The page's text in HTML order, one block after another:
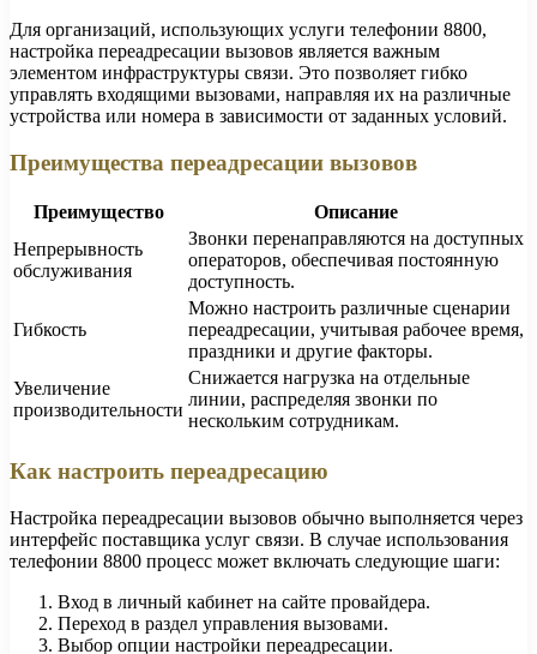
Для организаций, использующих услуги телефонии 8800,
настройка переадресации вызовов является важным
элементом инфраструктуры связи. Это позволяет гибко
управлять входящими вызовами, направляя их на различные
устройства или номера в зависимости от заданных условий.
Преимущества переадресации вызовов
Преимущество
Описание
Непрерывность
обслуживания
Звонки перенаправляются на доступных
операторов, обеспечивая постоянную
доступность.
Гибкость
Можно настроить различные сценарии
переадресации, учитывая рабочее время,
праздники и другие факторы.
Увеличение
производительности
Снижается нагрузка на отдельные
линии, распределяя звонки по
нескольким сотрудникам.
Как настроить переадресацию
Настройка переадресации вызовов обычно выполняется через
интерфейс поставщика услуг связи. В случае использования
телефонии 8800 процесс может включать следующие шаги:
Вход в личный кабинет на сайте провайдера.
Переход в раздел управления вызовами.
Выбор опции настройки переадресации.